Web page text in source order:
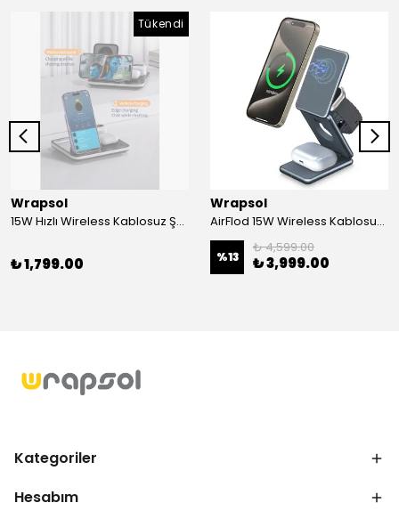
Tükendi
Wrapsol
15W Hızlı Wireless Kablosuz Şarj Standı 4 in 1 Masaüstü İstasyon -iPhone-android-watch-airpods Uyumlu
₺ 1,799.00
Wrapsol
AirFlod 15W Wireless Kablosuz Şarj Standı Alüminyum Katlanabilir 3in1 iPhone-android-watch-airpods
%13
₺ 4,599.00
₺ 3,999.00
Kategoriler
Hesabım